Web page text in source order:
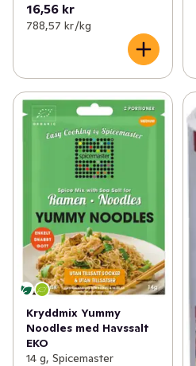
16,56 kr
788,57 kr /kg
Kryddmix Yummy
Noodles med Havssalt
EKO
14 g, Spicemaster